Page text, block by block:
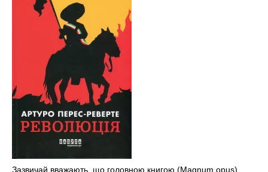
Зазвичай вважають, що головною книгою (Magnum opus)